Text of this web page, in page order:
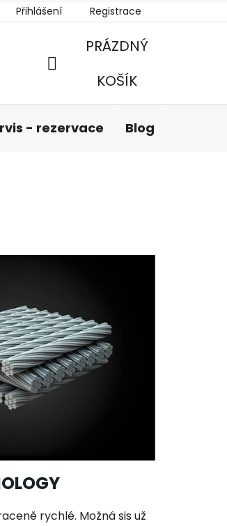
Přihlášení Registrace
NÁKUPNÍ
PRÁZDNÝ
KOŠÍK
- rezervace Blog
rychlé. Možná sis už